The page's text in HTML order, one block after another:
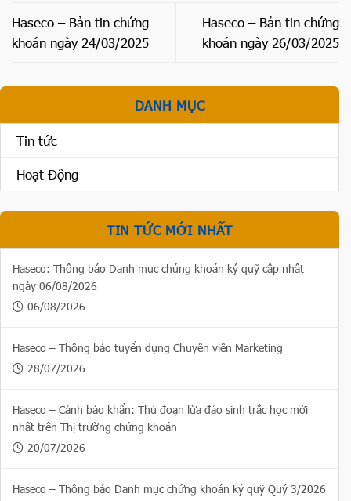
Haseco – Bản tin chứng
khoán ngày 24/03/2025
Haseco – Bản tin chứng
khoán ngày 26/03/2025
DANH MỤC
Tin tức
Hoạt Động
TIN TỨC MỚI NHẤT
Haseco: Thông báo Danh mục chứng khoán ký quỹ cập nhật
ngày 06/08/2026
06/08/2026
Haseco – Thông báo tuyển dụng Chuyên viên Marketing
28/07/2026
Haseco – Cảnh báo khẩn: Thủ đoạn lừa đảo sinh trắc học mới
nhất trên Thị trường chứng khoán
20/07/2026
Haseco – Thông báo Danh mục chứng khoán ký quỹ Quý 3/2026